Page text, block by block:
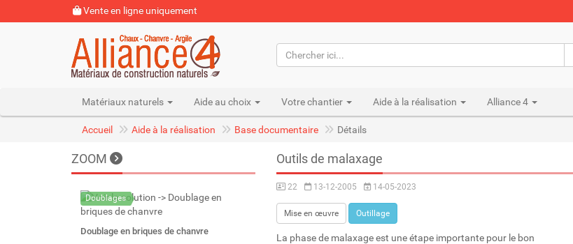
Vente en ligne uniquement
Matériaux naturels Aide au choix Votre chantier Aide à la réalisation Alliance 4
Accueil Aide à la réalisation Base documentaire Détails
ZOOM
Doublages
Doublage en briques de chanvre
Outils de malaxage
22 13-12-2005 14-05-2023
Mise en œuvre Outillage
La phase de malaxage est une étape importante pour le bon